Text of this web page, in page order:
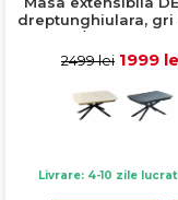
dreptunghiulara, gri
150/190x95x75
2499 lei 1999
Livrare: 4-10 zile